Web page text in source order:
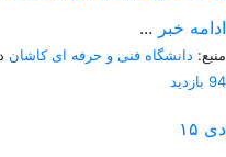
... ادامه خبر
منبع: دانشگاه فنی و حرفه ای کاشان
94 بازدید
۱۵ دی